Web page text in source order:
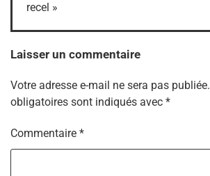
recel »
Laisser un commentaire
Votre adresse e-mail ne sera pas publiée.
obligatoires sont indiqués avec *
Commentaire *